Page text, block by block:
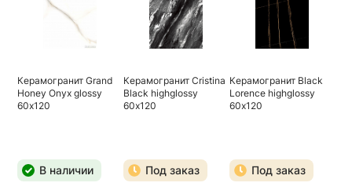
Керамогранит Grand
Honey Onyx glossy
60х120
В наличии
Керамогранит Cristina
Black highglossy
60х120
Под заказ
Керамогранит Black
Lorence highglossy
60х120
Под заказ